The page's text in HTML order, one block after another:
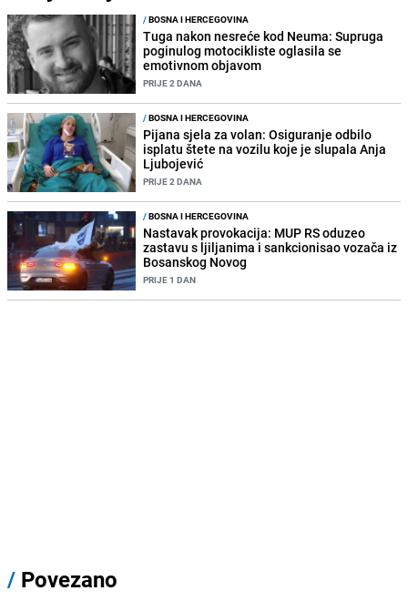
/BOSNA I HERCEGOVINA
Tuga nakon nesreće kod Neuma: Supruga
poginulog motocikliste oglasila se
emotivnom objavom
PRIJE 2 DANA
/BOSNA I HERCEGOVINA
Pijana sjela za volan: Osiguranje odbilo
isplatu štete na vozilu koje je slupala Anja
Ljubojević
PRIJE 2 DANA
/BOSNA I HERCEGOVINA
Nastavak provokacija: MUP RS oduzeo
zastavu s ljiljanima i sankcionisao vozača iz
Bosanskog Novog
PRIJE 1 DAN
/ Povezano